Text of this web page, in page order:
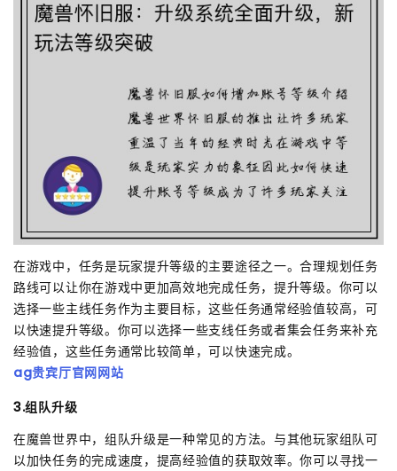
在游戏中，任务是玩家提升等级的主要途径之一。合理规划任务
路线可以让你在游戏中更加高效地完成任务，提升等级。你可以
选择一些主线任务作为主要目标，这些任务通常经验值较高，可
以快速提升等级。你可以选择一些支线任务或者集会任务来补充
经验值，这些任务通常比较简单，可以快速完成。
ag贵宾厅官网网站
3.组队升级
在魔兽世界中，组队升级是一种常见的方法。与其他玩家组队可
以加快任务的完成速度，提高经验值的获取效率。你可以寻找一